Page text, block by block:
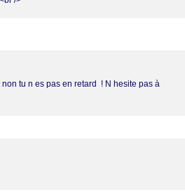
tu n es pas en retard ! N hesite pas à